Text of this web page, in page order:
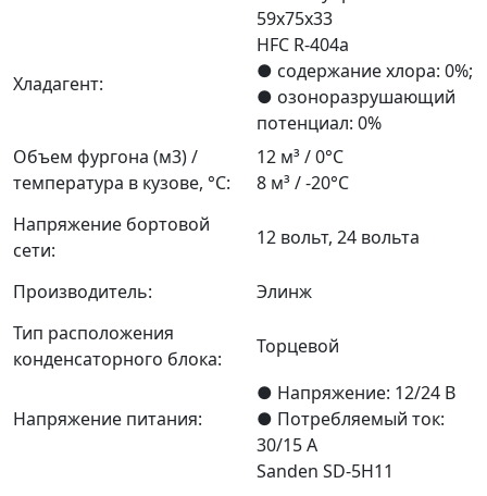
59х75х33
Хладагент:
HFC R-404а
● содержание хлора: 0%;
● озоноразрушающий
потенциал: 0%
Объем фургона (м3) /
температура в кузове, °С:
12 м³ / 0°С
8 м³ / -20°С
Напряжение бортовой
сети:
12 вольт, 24 вольта
Производитель:
Элинж
Тип расположения
конденсаторного блока:
Торцевой
Напряжение питания:
● Напряжение: 12/24 В
● Потребляемый ток:
30/15 А
Sanden SD-5Н11